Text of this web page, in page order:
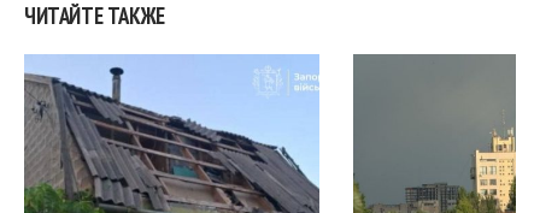
ЧИТАЙТЕ ТАКЖЕ